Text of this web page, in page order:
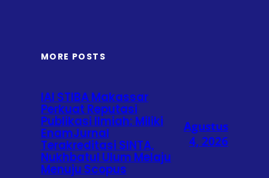
MORE POSTS
IAI STIBA Makassar
Perkuat Reputasi
Publikasi Ilmiah: Miliki
EnamJurnal
Terakreditasi SINTA,
Nukhbatul Ulum Melaju
Menuju Scopus
Agustus
4, 2026